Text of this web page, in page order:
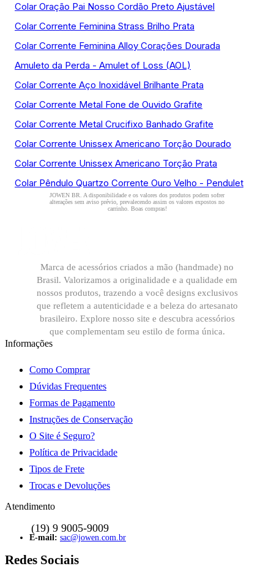
Colar Oração Pai Nosso Cordão Preto Ajustável
Colar Corrente Feminina Strass Brilho Prata
Colar Corrente Feminina Alloy Corações Dourada
Amuleto da Perda - Amulet of Loss (AOL)
Colar Corrente Aço Inoxidável Brilhante Prata
Colar Corrente Metal Fone de Ouvido Grafite
Colar Corrente Metal Crucifixo Banhado Grafite
Colar Corrente Unissex Americano Torção Dourado
Colar Corrente Unissex Americano Torção Prata
Colar Pêndulo Quartzo Corrente Ouro Velho - Pendulet
Marca de acessórios criados a mão (handmade) no
Brasil. Valorizamos a originalidade e a qualidade em
nossos produtos, trazendo a você designs exclusivos
que refletem a autenticidade e a beleza do artesanato
brasileiro. Explore nosso site e descubra acessórios
que complementam seu estilo de forma única.
Informações
Como Comprar
Dúvidas Frequentes
Formas de Pagamento
Instruções de Conservação
O Site é Seguro?
Política de Privacidade
Tipos de Frete
Trocas e Devoluções
Atendimento
sac@jowen.com.br